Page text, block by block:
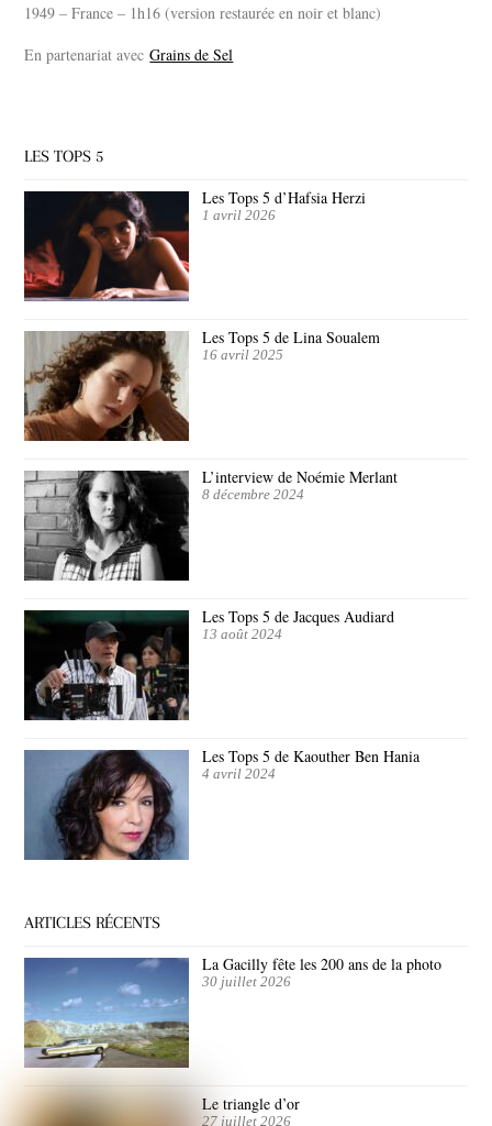
1949 – France – 1h16 (version restaurée en noir et blanc)
En partenariat avecGrains de Sel
LES TOPS 5
Les Tops 5 d’Hafsia Herzi
1 avril 2026
Les Tops 5 de Lina Soualem
16 avril 2025
L’interview de Noémie Merlant
8 décembre 2024
Les Tops 5 de Jacques Audiard
13 août 2024
Les Tops 5 de Kaouther Ben Hania
4 avril 2024
ARTICLES RÉCENTS
La Gacilly fête les 200 ans de la photo
30 juillet 2026
Le triangle d’or
27 juillet 2026